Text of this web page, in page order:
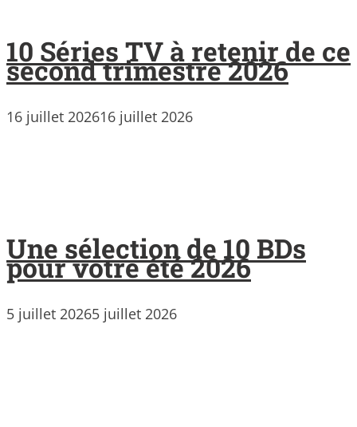
10 Séries TV à retenir de ce
second trimestre 2026
16 juillet 202616 juillet 2026
Une sélection de 10 BDs
pour votre été 2026
5 juillet 20265 juillet 2026